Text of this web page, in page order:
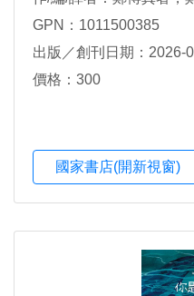
GPN：1011500385
出版／創刊日期：2026-
價格：300
國家書店(開新視窗)